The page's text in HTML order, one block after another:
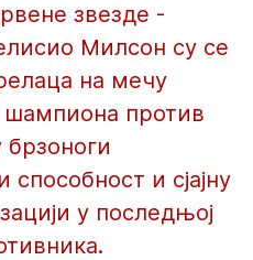
звезде -
Милсон су се
на мечу
шампиона против
и сјајну
у последњој